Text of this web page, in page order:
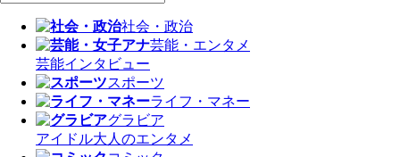
社会・政治
芸能・エンタメ
芸能インタビュー
スポーツ
ライフ・マネー
グラビア
アイドル大人のエンタメ